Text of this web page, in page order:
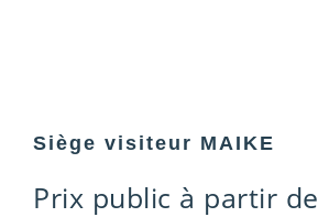
Siège visiteur MAIKE
Prix public à partir de